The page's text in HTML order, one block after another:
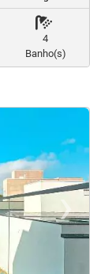
4
Banho(s)
›